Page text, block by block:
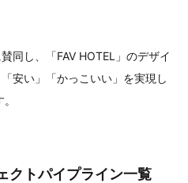
同し、「FAV HOTEL」のデザイ
安い」「かっこいい」を実現し
クトパイプライン⼀覧